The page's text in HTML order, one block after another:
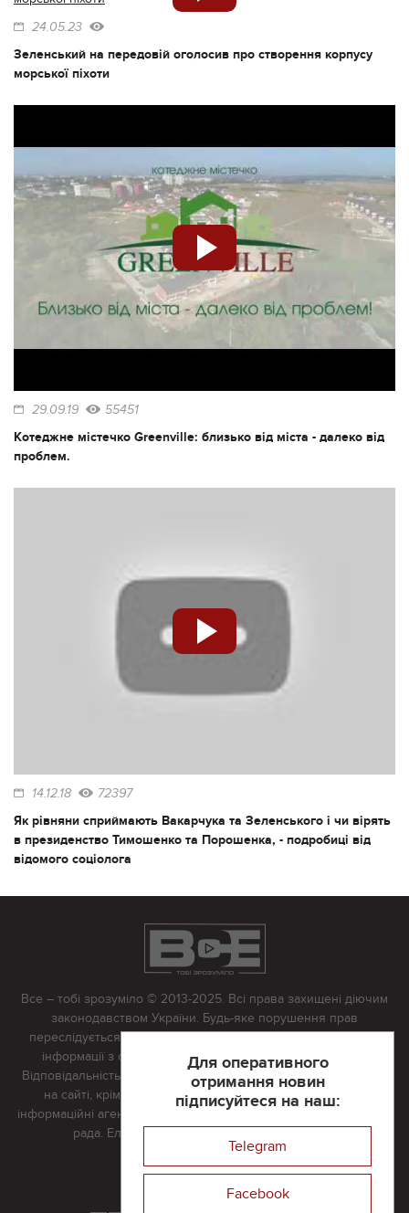
24.05.23
Зеленський на передовій оголосив про створення корпусу
морської піхоти
29.09.19 55451
Котеджне містечко Greenville: близько від міста - далеко від
проблем.
14.12.18 72397
Як рівняни сприймають Вакарчука та Зеленського і чи вірять
в президенство Тимошенко та Порошенка, - подробиці від
відомого соціолога
Для оперативного
отримання новин
підписуйтеся на наш:
Telegram
Facebook
Все – тобі зрозуміло © 2013-2025. Всі права захищені діючим
законодавством України. Будь-яке порушення прав
переслідується в судовому порядку. Будь-яке відтворення
інформації з сайту тільки з письмово дозволу редакції.
Відповідальність за достовірність усіх матеріалів, розміщених
на сайті, крім матеріалів, які містять посилання на інші
інформаційні агентства або інтернет-видання, несе редакційна
рада. Електронна пошта:
Реклама на сайті